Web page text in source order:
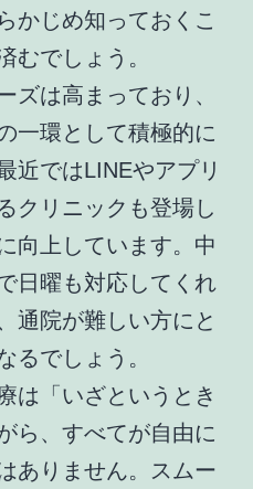
かじめ知っておくこ
むでしょう。
ズは高まっており、
一環として積極的に
近ではLINEやアプリ
クリニックも登場し
向上しています。中
日曜も対応してくれ
通院が難しい方にと
るでしょう。
は「いざというとき
ら、すべてが自由に
ありません。スムー